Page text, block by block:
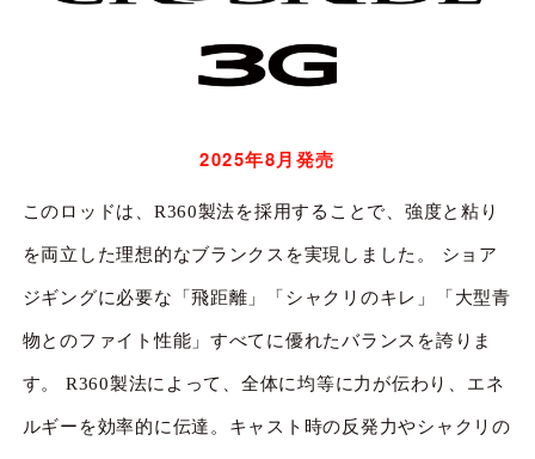
2025年8月発売
このロッドは、R360製法を採用することで、強度と粘り
を両立した理想的なブランクスを実現しました。 ショア
ジギングに必要な「飛距離」「シャクリのキレ」「大型青
物とのファイト性能」すべてに優れたバランスを誇りま
す。 R360製法によって、全体に均等に力が伝わり、エネ
ルギーを効率的に伝達。キャスト時の反発力やシャクリの